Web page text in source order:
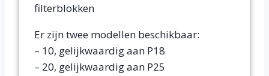
filterblokken
Er zijn twee modellen beschikbaar:
– 10, gelijkwaardig aan P18
– 20, gelijkwaardig aan P25